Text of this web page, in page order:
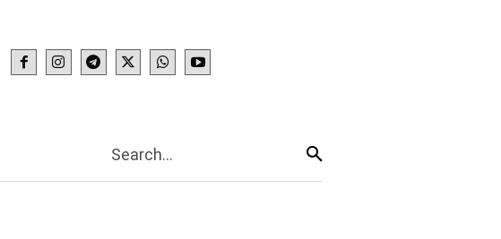
WEB STORIES More
Search...